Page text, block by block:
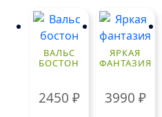
ВАЛЬС
БОСТОН
2450 ₽
ЯРКАЯ
ФАНТАЗИЯ
3990 ₽